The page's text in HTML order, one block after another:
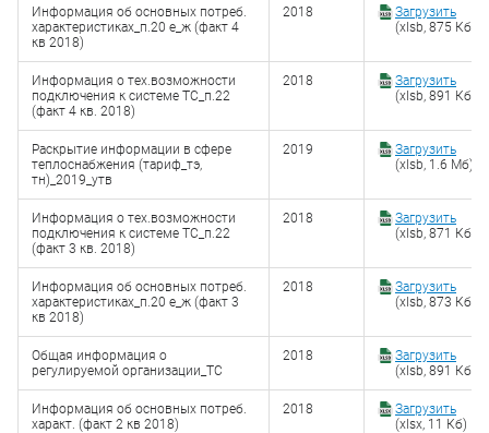
Информация об основных потреб.
характеристиках_п.20 е_ж (факт 4
кв 2018)
2018
Загрузить
(xlsb, 875 Кб)
Информация о тех.возможности
подключения к системе ТС_п.22
(факт 4 кв. 2018)
2018
Загрузить
(xlsb, 891 Кб)
Раскрытие информации в сфере
теплоснабжения (тариф_тэ,
тн)_2019_утв
2019
Загрузить
(xlsb, 1.6 Мб)
Информация о тех.возможности
подключения к системе ТС_п.22
(факт 3 кв. 2018)
2018
Загрузить
(xlsb, 871 Кб)
Информация об основных потреб.
характеристиках_п.20 е_ж (факт 3
кв 2018)
2018
Загрузить
(xlsb, 873 Кб)
Общая информация о
регулируемой организации_ТС
2018
Загрузить
(xlsb, 891 Кб)
Информация об основных потреб.
характ. (факт 2 кв 2018)
2018
Загрузить
(xlsx, 11 Кб)